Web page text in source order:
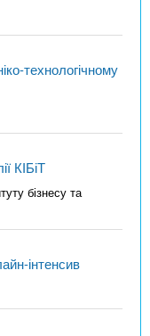
технологічному
КІБіТ
бізнесу та
інтенсив